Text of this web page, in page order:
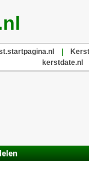
kerstdate.nl